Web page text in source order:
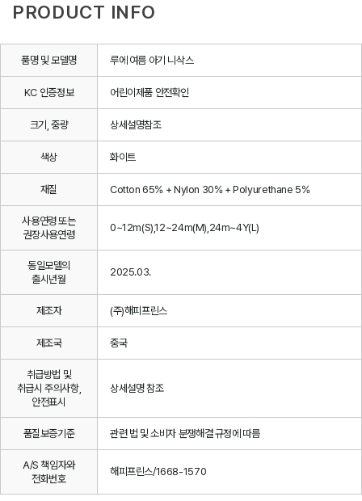
PRODUCT INFO
품명 및 모델명 루에 여름 아기 니삭스
KC 인증정보 어린이제품 안전확인
크기, 중량 상세설명참조
색상 화이트
재질 Cotton 65% + Nylon 30% + Polyurethane 5%
사용연령 또는
권장사용연령
0~12m(S),12~24m(M),24m~4Y(L)
동일모델의
출시년월
2025.03.
제조자 (주)해피프린스
제조국 중국
취급방법 및
취급시 주의사항,
안전표시
상세설명 참조
품질보증기준 관련 법 및 소비자 분쟁해결 규정에 따름
A/S 책임자와
전화번호
해피프린스/1668-1570